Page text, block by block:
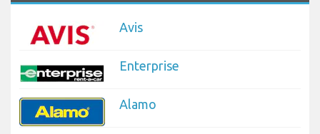
Avis
Enterprise
Alamo